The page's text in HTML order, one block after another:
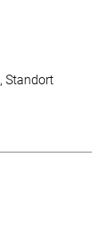
Standort